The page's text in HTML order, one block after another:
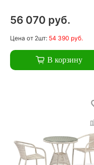
56 070 руб.
Цена от 2шт: 54 390 руб.
В корзину